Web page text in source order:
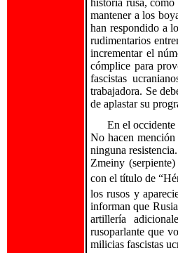
mantener a los
han respondido a
rudimentarios
incrementar el
cómplice para
fascistas
trabajadora. Se
de aplastar su
En el occidente
No hacen mención
ninguna
Zmeiny
con el título de
los rusos y
informan que
artillería
rusoparlante que
milicias fascistas